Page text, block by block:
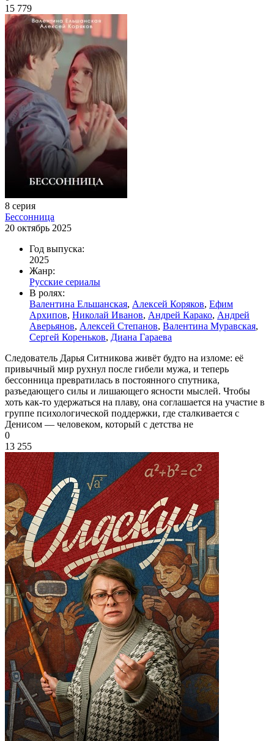
15 779
8 серия
Бессонница
20 октябрь 2025
Год выпуска:
2025
Жанр:
Русские сериалы
В ролях:
Валентина Ельшанская, Алексей Коряков, Ефим
Архипов, Николай Иванов, Андрей Карако, Андрей
Аверьянов, Алексей Степанов, Валентина Муравская,
Сергей Кореньков, Диана Гараева
Следователь Дарья Ситникова живёт будто на изломе: её
привычный мир рухнул после гибели мужа, и теперь
бессонница превратилась в постоянного спутника,
разъедающего силы и лишающего ясности мыслей. Чтобы
хоть как-то удержаться на плаву, она соглашается на участие в
группе психологической поддержки, где сталкивается с
Денисом — человеком, который с детства не
0
13 255